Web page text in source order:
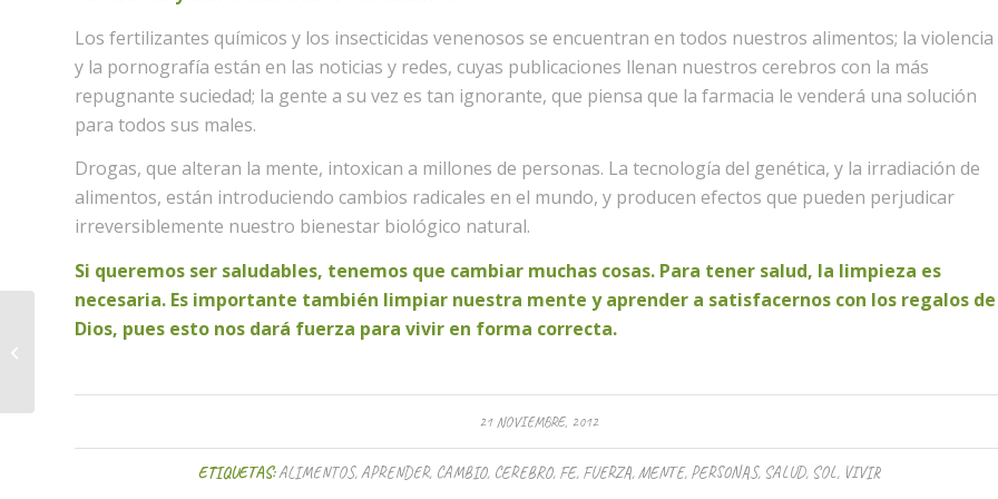
Los fertilizantes químicos y los insecticidas venenosos se encuentran en todos nuestros alimentos; la violencia
y la pornografía están en las noticias y redes, cuyas publicaciones llenan nuestros cerebros con la más
repugnante suciedad; la gente a su vez es tan ignorante, que piensa que la farmacia le venderá una solución
para todos sus males.
Drogas, que alteran la mente, intoxican a millones de personas. La tecnología del genética, y la irradiación de
alimentos, están introduciendo cambios radicales en el mundo, y producen efectos que pueden perjudicar
irreversiblemente nuestro bienestar biológico natural.
Si queremos ser saludables, tenemos que cambiar muchas cosas. Para tener salud, la limpieza es
necesaria. Es importante también limpiar nuestra mente y aprender a satisfacernos con los regalos de
Dios, pues esto nos dará fuerza para vivir en forma correcta.
21 NOVIEMBRE, 2012
ETIQUETAS: ALIMENTOS, APRENDER, CAMBIO, CEREBRO, FE, FUERZA, MENTE, PERSONAS, SALUD, SOL, VIVIR